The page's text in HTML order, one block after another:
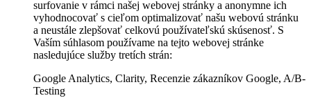
surfovanie v rámci našej webovej stránky a anonymne ich
vyhodnocovať s cieľom optimalizovať našu webovú stránku
a neustále zlepšovať celkovú používateľskú skúsenosť. S
Vaším súhlasom používame na tejto webovej stránke
nasledujúce služby tretích strán:
Google Analytics, Clarity, Recenzie zákazníkov Google, A/B-
Testing